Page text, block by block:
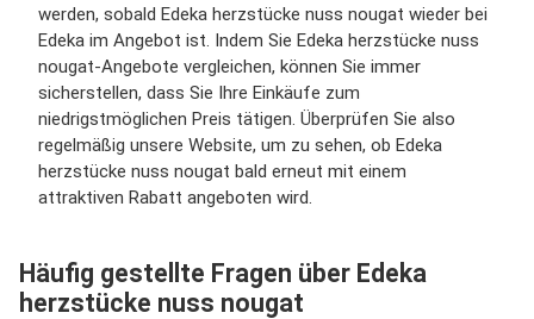
werden, sobald Edeka herzstücke nuss nougat wieder bei
Edeka im Angebot ist. Indem Sie Edeka herzstücke nuss
nougat-Angebote vergleichen, können Sie immer
sicherstellen, dass Sie Ihre Einkäufe zum
niedrigstmöglichen Preis tätigen. Überprüfen Sie also
regelmäßig unsere Website, um zu sehen, ob Edeka
herzstücke nuss nougat bald erneut mit einem
attraktiven Rabatt angeboten wird.
Häufig gestellte Fragen über Edeka
herzstücke nuss nougat